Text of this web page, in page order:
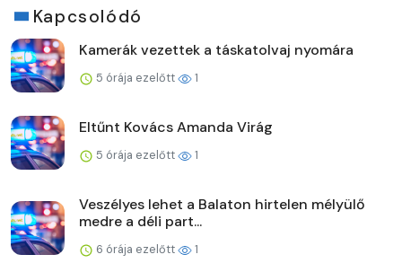
Kapcsolódó
Kamerák vezettek a táskatolvaj nyomára
5 órája ezelőtt 1
Eltűnt Kovács Amanda Virág
5 órája ezelőtt 1
Veszélyes lehet a Balaton hirtelen mélyülő
medre a déli part...
6 órája ezelőtt 1